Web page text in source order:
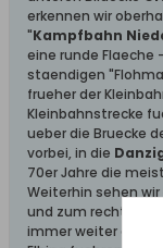
erkennen wir
"Kampfbahn
eine runde Flaeche
staendigen
frueher der
Kleinbahnstrecke
ueber die Bruecke
vorbei, in die
70er Jahre die
Weiterhin sehen
und zum rechten
immer weiter